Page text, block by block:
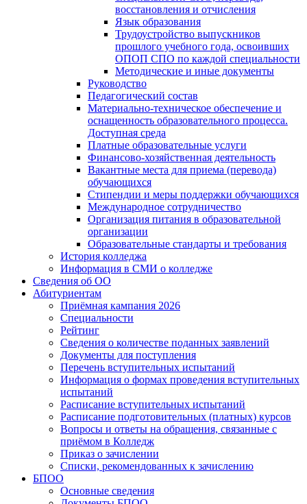
восстановления и отчисления
Язык образования
Трудоустройство выпускников
прошлого учебного года, освоивших
ОПОП СПО по каждой специальности
Методические и иные документы
Руководство
Педагогический состав
Материально-техническое обеспечение и
оснащенность образовательного процесса.
Доступная среда
Платные образовательные услуги
Финансово-хозяйственная деятельность
Вакантные места для приема (перевода)
обучающихся
Стипендии и меры поддержки обучающихся
Международное сотрудничество
Организация питания в образовательной
организации
Образовательные стандарты и требования
История колледжа
Информация в СМИ о колледже
Сведения об ОО
Абитуриентам
Приёмная кампания 2026
Специальности
Рейтинг
Сведения о количестве поданных заявлений
Документы для поступления
Перечень вступительных испытаний
Информация о формах проведения вступительных
испытаний
Расписание вступительных испытаний
Расписание подготовительных (платных) курсов
Вопросы и ответы на обращения, связанные с
приёмом в Колледж
Приказ о зачислении
Списки, рекомендованных к зачислению
БПОО
Основные сведения